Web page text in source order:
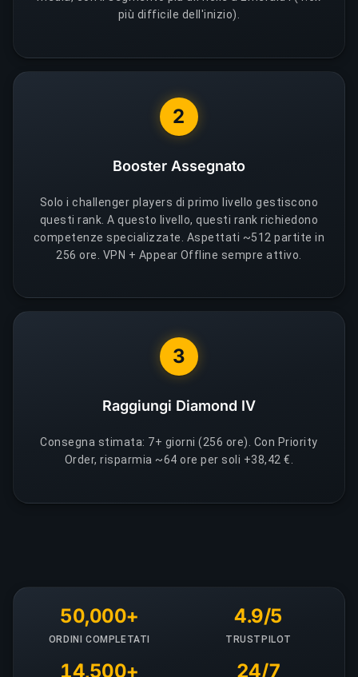
più difficile dell'inizio).
2
Booster Assegnato
Solo i challenger players di primo livello gestiscono
questi rank. A questo livello, questi rank richiedono
competenze specializzate. Aspettati ~512 partite in
256 ore. VPN + Appear Offline sempre attivo.
3
Raggiungi Diamond IV
Consegna stimata: 7+ giorni (256 ore). Con Priority
Order, risparmia ~64 ore per soli +38,42 €.
50,000+
ORDINI COMPLETATI
4.9/5
TRUSTPILOT
14,500+ 24/7